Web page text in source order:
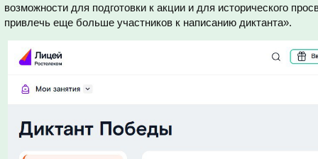
возможности для подготовки к акции и для исторического
привлечь еще больше участников к написанию диктанта».